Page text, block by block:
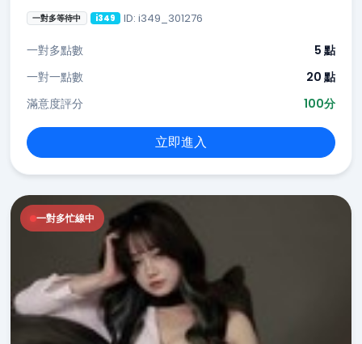
一對多等待中 i349 ID: i349_301276
一對多點數
5 點
一對一點數
20 點
滿意度評分
100分
立即進入
一對多忙線中